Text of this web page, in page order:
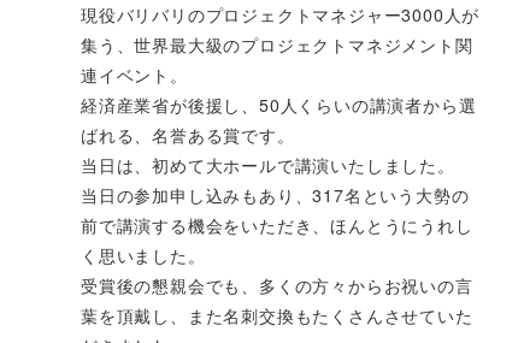
現役バリバリのプロジェクトマネジャー3000人が
集う、世界最大級のプロジェクトマネジメント関
連イベント。
経済産業省が後援し、50人くらいの講演者から選
ばれる、名誉ある賞です。
当日は、初めて大ホールで講演いたしました。
当日の参加申し込みもあり、317名という大勢の
前で講演する機会をいただき、ほんとうにうれし
く思いました。
受賞後の懇親会でも、多くの方々からお祝いの言
葉を頂戴し、また名刺交換もたくさんさせていた